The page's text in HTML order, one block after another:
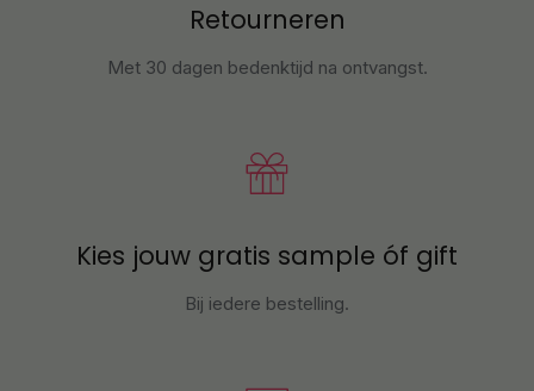
Retourneren
Met 30 dagen bedenktijd na ontvangst.
Kies jouw gratis sample óf gift
Bij iedere bestelling.